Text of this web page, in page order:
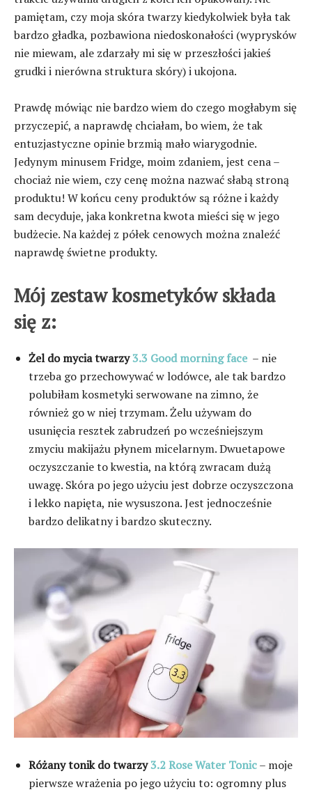
pamiętam, czy moja skóra twarzy kiedykolwiek była tak
bardzo gładka, pozbawiona niedoskonałości (wyprysków
nie miewam, ale zdarzały mi się w przeszłości jakieś
grudki i nierówna struktura skóry) i ukojona.
Prawdę mówiąc nie bardzo wiem do czego mogłabym się
przyczepić, a naprawdę chciałam, bo wiem, że tak
entuzjastyczne opinie brzmią mało wiarygodnie.
Jedynym minusem Fridge, moim zdaniem, jest cena –
chociaż nie wiem, czy cenę można nazwać słabą stroną
produktu! W końcu ceny produktów są różne i każdy
sam decyduje, jaka konkretna kwota mieści się w jego
budżecie. Na każdej z półek cenowych można znaleźć
naprawdę świetne produkty.
Mój zestaw kosmetyków składa
się z:
Żel do mycia twarzy3.3 Good morning face– nie
trzeba go przechowywać w lodówce, ale tak bardzo
polubiłam kosmetyki serwowane na zimno, że
również go w niej trzymam. Żelu używam do
usunięcia resztek zabrudzeń po wcześniejszym
zmyciu makijażu płynem micelarnym. Dwuetapowe
oczyszczanie to kwestia, na którą zwracam dużą
uwagę. Skóra po jego użyciu jest dobrze oczyszczona
i lekko napięta, nie wysuszona. Jest jednocześnie
bardzo delikatny i bardzo skuteczny.
Różany tonik do twarzy3.2 Rose Water Tonic– moje
pierwsze wrażenia po jego użyciu to: ogromny plus